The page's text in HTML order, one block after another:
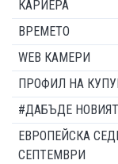
КАРИЕРА
ВРЕМЕТО
WEB КАМЕРИ
ПРОФИЛ НА
#ДАБЪДЕ
ЕВРОПЕЙСКА
СЕПТЕМВРИ